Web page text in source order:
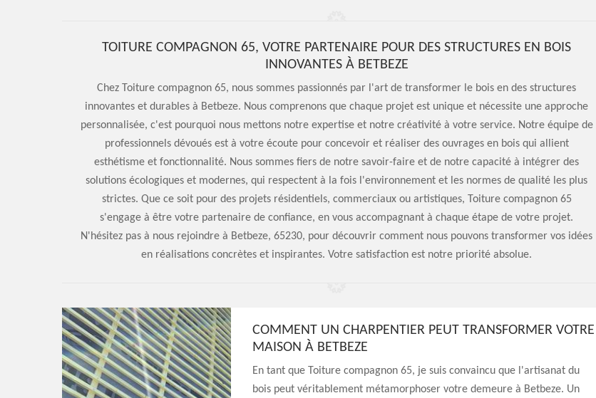
TOITURE COMPAGNON 65, VOTRE PARTENAIRE POUR DES STRUCTURES EN BOIS
INNOVANTES À BETBEZE
Chez Toiture compagnon 65, nous sommes passionnés par l'art de transformer le bois en des structures
innovantes et durables à Betbeze. Nous comprenons que chaque projet est unique et nécessite une approche
personnalisée, c'est pourquoi nous mettons notre expertise et notre créativité à votre service. Notre équipe de
professionnels dévoués est à votre écoute pour concevoir et réaliser des ouvrages en bois qui allient
esthétisme et fonctionnalité. Nous sommes fiers de notre savoir-faire et de notre capacité à intégrer des
solutions écologiques et modernes, qui respectent à la fois l'environnement et les normes de qualité les plus
strictes. Que ce soit pour des projets résidentiels, commerciaux ou artistiques, Toiture compagnon 65
s'engage à être votre partenaire de confiance, en vous accompagnant à chaque étape de votre projet.
N'hésitez pas à nous rejoindre à Betbeze, 65230, pour découvrir comment nous pouvons transformer vos idées
en réalisations concrètes et inspirantes. Votre satisfaction est notre priorité absolue.
COMMENT UN CHARPENTIER PEUT TRANSFORMER VOTRE
MAISON À BETBEZE
En tant que Toiture compagnon 65, je suis convaincu que l'artisanat du
bois peut véritablement métamorphoser votre demeure à Betbeze. Un